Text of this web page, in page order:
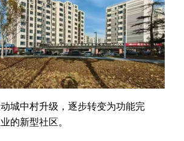
中村升级，逐步转变为功能完
的新型社区。